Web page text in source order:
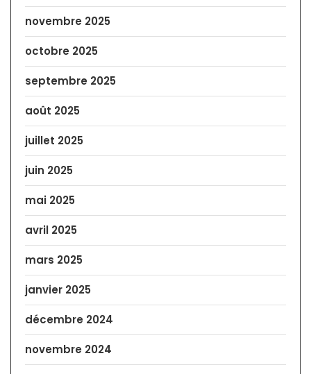
novembre 2025
octobre 2025
septembre 2025
août 2025
juillet 2025
juin 2025
mai 2025
avril 2025
mars 2025
janvier 2025
décembre 2024
novembre 2024